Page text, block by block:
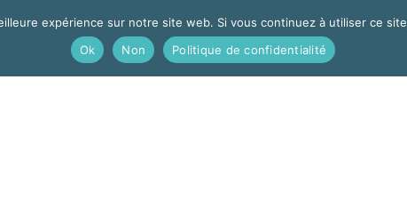
traduction
expérience sur notre site web. Si vous continuez à utiliser ce
Ok
Non Politique de confidentialité